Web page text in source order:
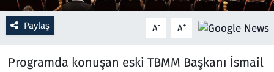
Paylaş A- A+
Programda konuşan eski TBMM Başkanı İsmail
Sağlık
Savunma Sanayi
Seçim 2023